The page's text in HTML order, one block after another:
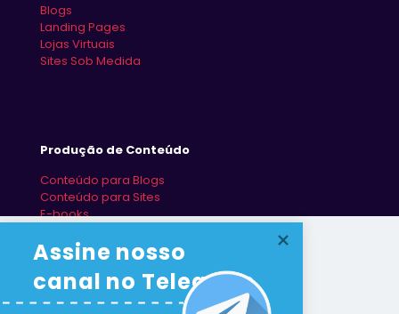
Blogs
Landing Pages
Lojas Virtuais
Sites Sob Medida
Produção de Conteúdo
Conteúdo para Blogs
Conteúdo para Sites
E-books
Assine nosso
canal no Telegram